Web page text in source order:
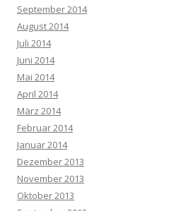
September 2014
August 2014
Juli 2014
Juni 2014
Mai 2014
April 2014
März 2014
Februar 2014
Januar 2014
Dezember 2013
November 2013
Oktober 2013